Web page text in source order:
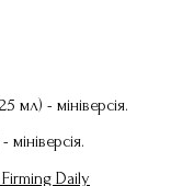
мл) - мініверсія.
мініверсія.
Daily